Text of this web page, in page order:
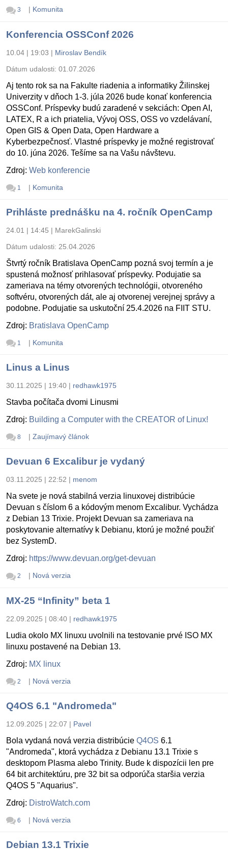
3 | Komunita
Konferencia OSSConf 2026
10.04 | 19:03 | Miroslav Bendík
Dátum udalosti: 01.07.2026
Aj tento rok sa na Fakulte riadenia a informatiky Žilinskej
Univerzity v dňoch 1-3. júla 2026 bude konať konferencia
OSSConf. Príspevky budú zaradené v sekciách: Open AI,
LATEX, R a ich priatelia, Vývoj OSS, OSS vo vzdelávaní,
Open GIS & Open Data, Open Hardware a
Kyberbezpečnosť. Vlastné príspevky je možné registrovať
do 10. júna 2026. Tešíme sa na Vašu návštevu.
Zdroj: Web konferencie
1 | Komunita
Prihláste prednášku na 4. ročník OpenCamp
24.01 | 14:45 | MarekGalinski
Dátum udalosti: 25.04.2026
Štvrtý ročník Bratislava OpenCamp pozná svoj termín a je
spustená možnosť prihlasovať príspevky. Podujatie sa
zameriava na témy otvorených technológii, otvoreného
softvéru, otvorených dát, ale aj otvorenej verejnej správy a
podobne. Podujatie sa uskutoční 25.4.2026 na FIIT STU.
Zdroj: Bratislava OpenCamp
1 | Komunita
Linus a Linus
30.11.2025 | 19:40 | redhawk1975
Stavba počítača dvomi Linusmi
Zdroj: Building a Computer with the CREATOR of Linux!
8 | Zaujímavý článok
Devuan 6 Excalibur je vydaný
03.11.2025 | 22:52 | menom
Na svete je nová stabilná verzia linuxovej distribúcie
Devuan s číslom 6 a kódovým menom Excalibur. Vychádza
z Debian 13 Trixie. Projekt Devuan sa zameriava na
poskytovanie alternatívy k Debianu, ktorú je možné použiť
bez SystemD.
Zdroj: https://www.devuan.org/get-devuan
2 | Nová verzia
MX-25 “Infinity” beta 1
22.09.2025 | 08:40 | redhawk1975
Ludia okolo MX linuxu uvolnili na testovanie prvé ISO MX
linuxu postavené na Debian 13.
Zdroj: MX linux
2 | Nová verzia
Q4OS 6.1 "Andromeda"
12.09.2025 | 22:07 | Pavel
Bola vydaná nová verzia distribúcie Q4OS 6.1
"Andromeda", ktorá vychádza z Debianu 13.1 Trixie s
desktopom Plasma alebo Trinity. Bude k dispozícii len pre
64 bit architektúru, pre 32 bit sa odporúča staršia verzia
Q4OS 5 "Aquarius".
Zdroj: DistroWatch.com
6 | Nová verzia
Debian 13.1 Trixie